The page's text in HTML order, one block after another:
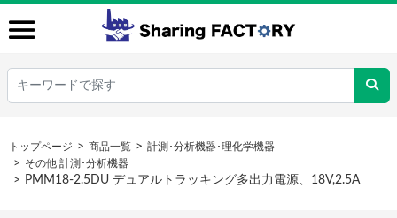
トップページ 商品一覧
計測･分析機器･理化学機器
その他 計測･分析機器
PMM18-2.5DU デュアルトラッキング多出力電源、18V,2.5A